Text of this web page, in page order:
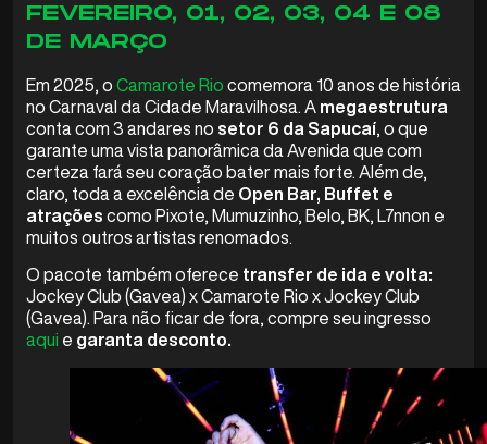
FEVEREIRO, 01, 02, 03, 04 E 08
DE MARÇO
Em 2025, o Camarote Rio comemora 10 anos de história
no Carnaval da Cidade Maravilhosa. A megaestrutura
conta com 3 andares no setor 6 da Sapucaí , o que
garante uma vista panorâmica da Avenida que com
certeza fará seu coração bater mais forte. Além de,
claro, toda a excelência de Open Bar, Buffet e
atrações como Pixote, Mumuzinho, Belo, BK, L7nnon e
muitos outros artistas renomados.
O pacote também oferece transfer de ida e volta:
Jockey Club (Gavea) x Camarote Rio x Jockey Club
(Gavea). Para não ficar de fora, compre seu ingresso
aqui e garanta desconto.